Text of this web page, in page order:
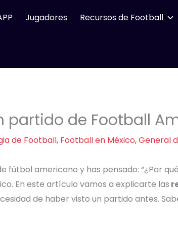
Jugadores Recursos de Football
partido de Football
de Football, Football en México,General
fútbol americano y has pensado: “¿Por
En este artículo vamos a explicarte las
de haber visto un partido antes.